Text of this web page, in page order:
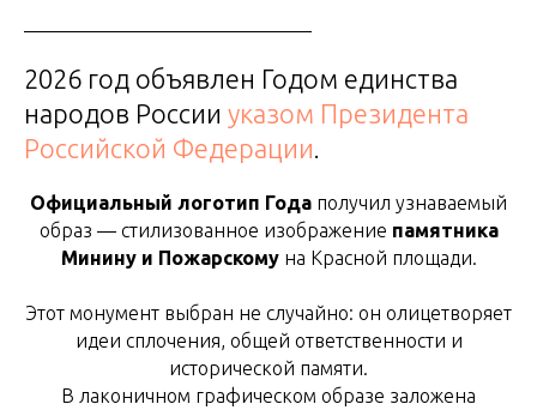
2026 год объявлен Годом единства
народов России указом Президента
Российской Федерации
Официальный логотип Года получил узнаваемый
образ — стилизованное изображение памятника
Минину и Пожарскомуна Красной площади.
Этот монумент выбран не случайно: он олицетворяет
идеи сплочения, общей ответственности и
исторической памяти.
В лаконичном графическом образе заложена